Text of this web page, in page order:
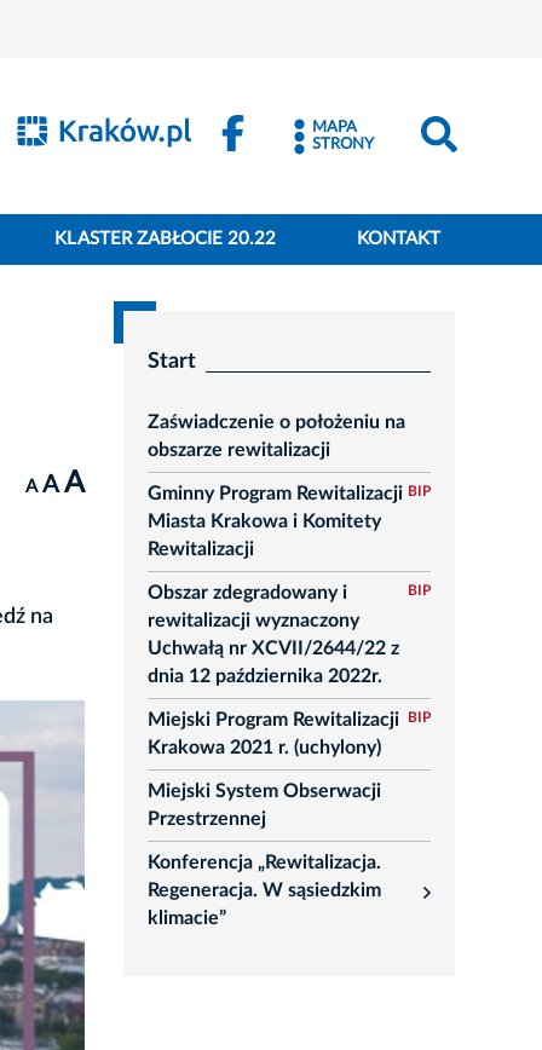
MAPA
STRONY
KLASTER ZABŁOCIE 20.22 KONTAKT
A A A
na
Start
Zaświadczenie o położeniu na
obszarze rewitalizacji
Gminny Program Rewitalizacji
Miasta Krakowa i Komitety
Rewitalizacji
BIP
Obszar zdegradowany i
rewitalizacji wyznaczony
Uchwałą nr XCVII/2644/22 z
dnia 12 października 2022r.
BIP
Miejski Program Rewitalizacji
Krakowa 2021 r. (uchylony)
BIP
Miejski System Obserwacji
Przestrzennej
Konferencja „Rewitalizacja.
Regeneracja. W sąsiedzkim
klimacie”
rozwiń